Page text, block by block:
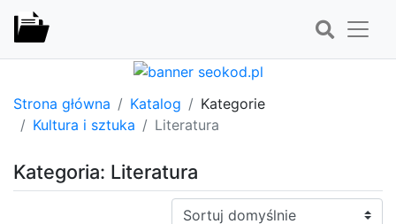
Strona główna Katalog
Kategorie
Kultura i sztuka
Literatura
Kategoria: Literatura
Sortuj: